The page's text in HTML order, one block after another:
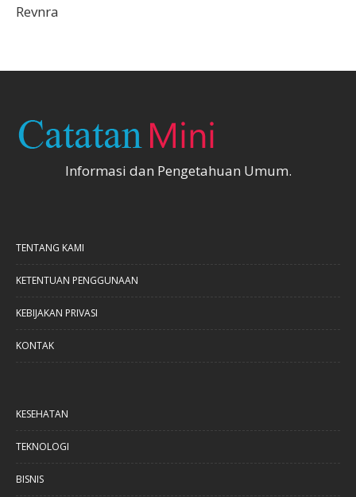
Revnra
Informasi dan Pengetahuan Umum.
TENTANG KAMI
KETENTUAN PENGGUNAAN
KEBIJAKAN PRIVASI
KONTAK
KESEHATAN
TEKNOLOGI
BISNIS